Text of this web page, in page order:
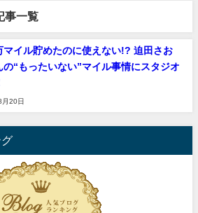
事一覧
イル貯めたのに使えない!? 迫田さお
の“もったいない”マイル事情にスタジオ
20日